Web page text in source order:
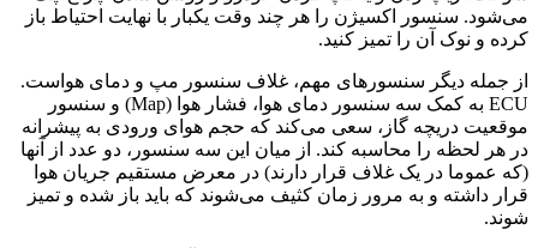
می‌شود. سنسور اکسیژن را هر چند وقت یکبار با نهایت احتیاط باز
کرده و نوک آن را تمیز کنید.
از جمله دیگر سنسورهای مهم، غلاف سنسور مپ و دمای هواست.
ECU به کمک سه سنسور دمای هوا، فشار هوا (Map) و سنسور
موقعیت دریچه گاز، سعی می‌کند که حجم هوای ورودی به پیشرانه
در هر لحظه را محاسبه کند. از میان این سه سنسور، دو عدد از آنها
(که عموما در یک غلاف قرار دارند) در معرض مستقیم جریان هوا
قرار داشته و به مرور زمان کثیف می‌شوند که باید باز شده و تمیز
شوند.